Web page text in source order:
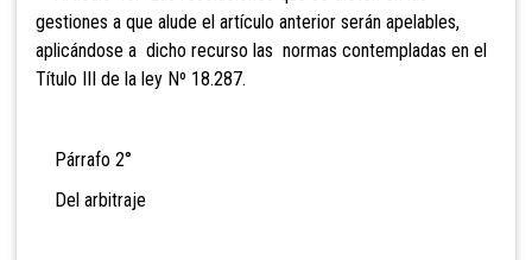
gestiones a que alude el artículo anterior serán apelables,
aplicándose a dicho recurso las normas contempladas en el
Título III de la ley Nº 18.287.
Párrafo 2°
Del arbitraje